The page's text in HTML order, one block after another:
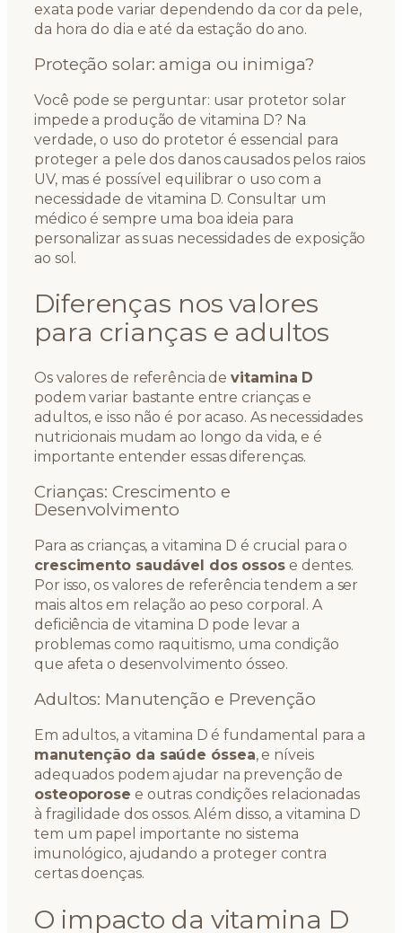
exata pode variar dependendo da cor da pele,
da hora do dia e até da estação do ano.
Proteção solar: amiga ou inimiga?
Você pode se perguntar: usar protetor solar
impede a produção de vitamina D? Na
verdade, o uso do protetor é essencial para
proteger a pele dos danos causados pelos raios
UV, mas é possível equilibrar o uso com a
necessidade de vitamina D. Consultar um
médico é sempre uma boa ideia para
personalizar as suas necessidades de exposição
ao sol.
Diferenças nos valores
para crianças e adultos
Os valores de referência devitamina D
podem variar bastante entre crianças e
adultos, e isso não é por acaso. As necessidades
nutricionais mudam ao longo da vida, e é
importante entender essas diferenças.
Crianças: Crescimento e
Desenvolvimento
Para as crianças, a vitamina D é crucial para o
crescimento saudável dos ossos e dentes.
Por isso, os valores de referência tendem a ser
mais altos em relação ao peso corporal. A
deficiência de vitamina D pode levar a
problemas como raquitismo, uma condição
que afeta o desenvolvimento ósseo.
Adultos: Manutenção e Prevenção
Em adultos, a vitamina D é fundamental para a
manutenção da saúde óssea, e níveis
adequados podem ajudar na prevenção de
osteoporose e outras condições relacionadas
à fragilidade dos ossos. Além disso, a vitamina D
tem um papel importante no sistema
imunológico, ajudando a proteger contra
certas doenças.
O impacto da vitamina D